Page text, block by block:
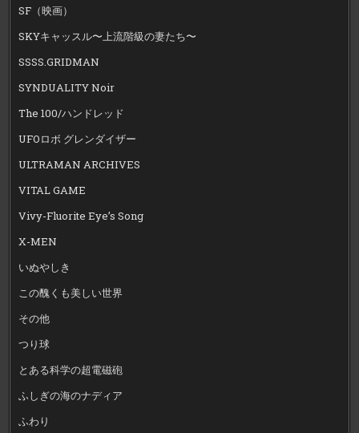
SF（映画）
SKYキャッスル〜上流階級の妻たち〜
SSSS.GRIDMAN
SYNDUALITY Noir
The 100/ハンドレッド
UFOロボ グレンダイザー
ULTRAMAN ARCHIVES
VITAL GAME
Vivy-Fluorite Eye’s Song
X-MEN
いぬやしき
この醜くも美しい世界
その他
つり球
とある科学の超電磁砲
ふしぎの海のナディア
ふわり